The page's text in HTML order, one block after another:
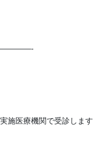
施医療機関で受診します